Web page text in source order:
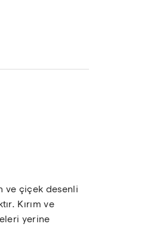
ve çiçek desenli
Kırım ve
yerine